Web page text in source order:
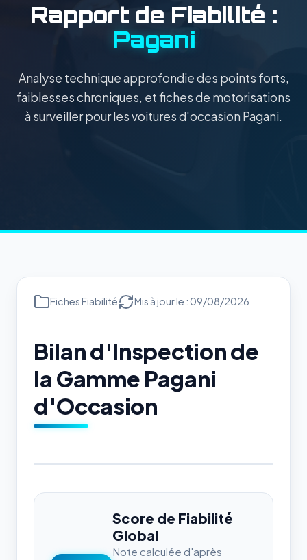
Rapport de Fiabilité :
Pagani
Analyse technique approfondie des points forts,
faiblesses chroniques, et fiches de motorisations
à surveiller pour les voitures d'occasion Pagani.
Fiches Fiabilité Mis à jour le : 09/08/2026
Bilan d'Inspection de
la Gamme Pagani
d'Occasion
Score de Fiabilité
Global
Note calculée d'après